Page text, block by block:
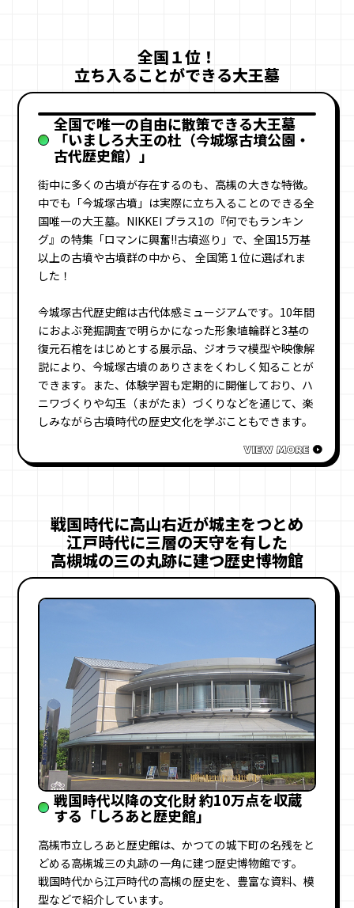
全国１位！
立ち入ることができる大王墓
全国で唯一の自由に散策できる大王墓
「いましろ大王の杜（今城塚古墳公園・
古代歴史館）」
街中に多くの古墳が存在するのも、高槻の大きな特徴。
中でも「今城塚古墳」は実際に立ち入ることのできる全
国唯一の大王墓。NIKKEI プラス1の『何でもランキン
グ』の特集「ロマンに興奮!!古墳巡り」で、全国15万基
以上の古墳や古墳群の中から、 全国第１位に選ばれま
した！
今城塚古代歴史館は古代体感ミュージアムです。10年間
におよぶ発掘調査で明らかになった形象埴輪群と3基の
復元石棺をはじめとする展示品、ジオラマ模型や映像解
説により、今城塚古墳のありさまをくわしく知ることが
できます。また、体験学習も定期的に開催しており、ハ
ニワづくりや勾玉（まがたま）づくりなどを通じて、楽
しみながら古墳時代の歴史文化を学ぶこともできます。
戦国時代に高山右近が城主をつとめ
江戸時代に三層の天守を有した
高槻城の三の丸跡に建つ歴史博物館
戦国時代以降の文化財 約10万点を収蔵
する「しろあと歴史館」
高槻市立しろあと歴史館は、かつての城下町の名残をと
どめる高槻城三の丸跡の一角に建つ歴史博物館です。
戦国時代から江戸時代の高槻の歴史を、豊富な資料、模
型などで紹介しています。